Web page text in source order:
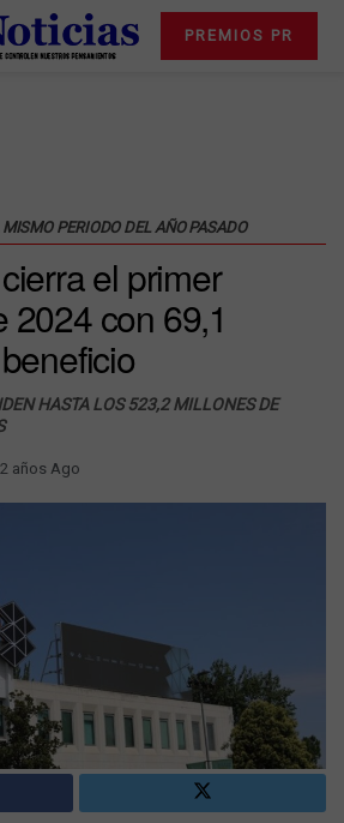
PREMIOS PR
PERIODO DEL AÑO PASADO
el primer
2024 con 69,1
HASTA LOS 523,2 MILLONES DE
2 años Ago